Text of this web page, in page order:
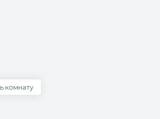
комнату